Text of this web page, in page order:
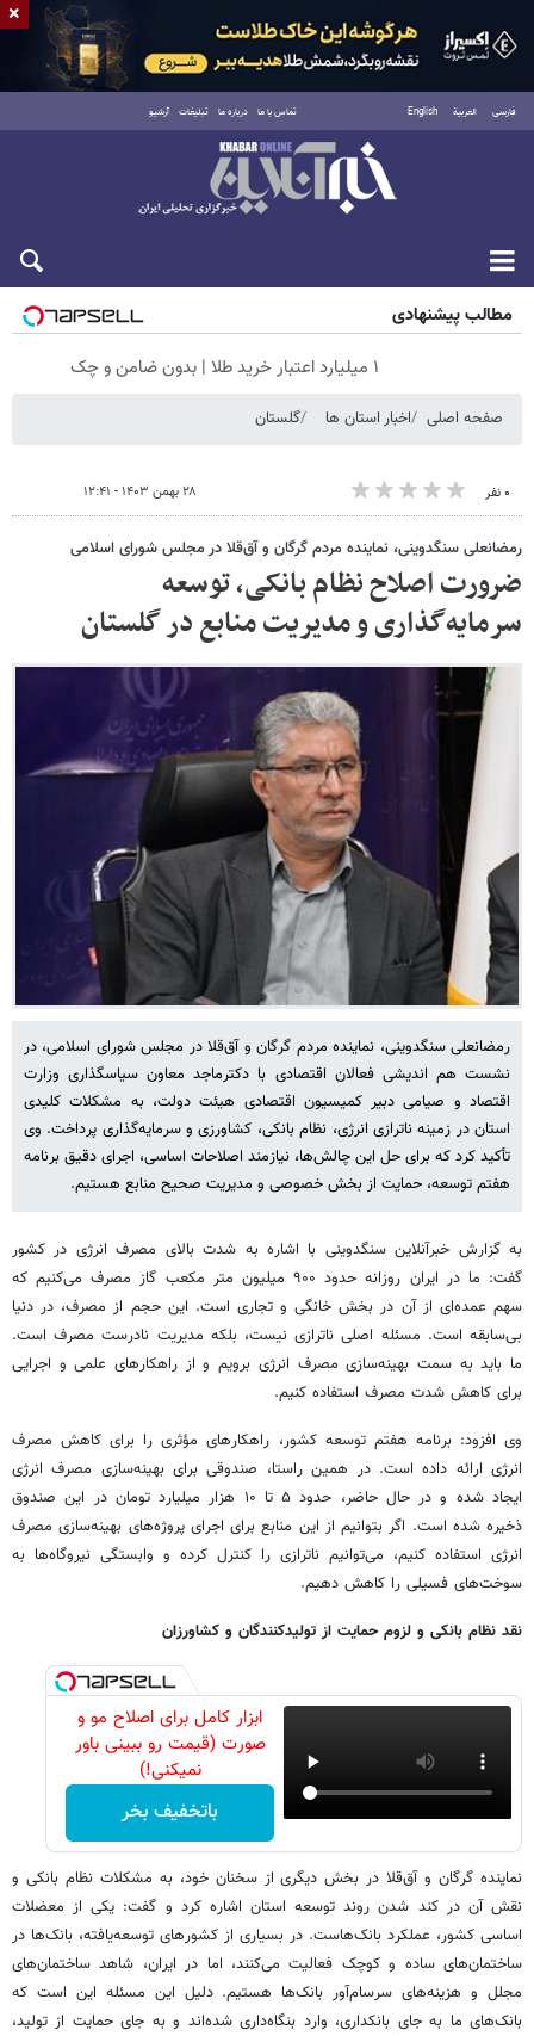
فارسی العربية English تماس با ما درباره ما تبلیغات آرشیو
شنبه ۱۷ مرداد ۱۴۰۵
مطالب پیشنهادی
۱ میلیارد اعتبار خرید طلا | بدون ضامن و چک
صفحه اصلی اخبار استان ها گلستان
۰ نفر ۲۸ بهمن ۱۴۰۳ - ۱۲:۴۱
رمضانعلی سنگدوینی، نماینده مردم گرگان و آق‌قلا در مجلس شورای اسلامی
ضرورت اصلاح نظام بانکی، توسعه
سرمایه‌گذاری و مدیریت منابع در گلستان
رمضانعلی سنگدوینی، نماینده مردم گرگان و آق‌قلا در مجلس شورای اسلامی، در
نشست هم اندیشی فعالان اقتصادی با دکترماجد معاون سیاسگذاری وزارت
اقتصاد و صیامی دبیر کمیسیون اقتصادی هیئت دولت، به مشکلات کلیدی
استان در زمینه ناترازی انرژی، نظام بانکی، کشاورزی و سرمایه‌گذاری پرداخت. وی
تأکید کرد که برای حل این چالش‌ها، نیازمند اصلاحات اساسی، اجرای دقیق برنامه
هفتم توسعه، حمایت از بخش خصوصی و مدیریت صحیح منابع هستیم.
به گزارش خبرآنلاین سنگدوینی با اشاره به شدت بالای مصرف انرژی در کشور
گفت: ما در ایران روزانه حدود ۹۰۰ میلیون متر مکعب گاز مصرف می‌کنیم که
سهم عمده‌ای از آن در بخش خانگی و تجاری است. این حجم از مصرف، در دنیا
بی‌سابقه است. مسئله اصلی ناترازی نیست، بلکه مدیریت نادرست مصرف است.
ما باید به سمت بهینه‌سازی مصرف انرژی برویم و از راهکارهای علمی و اجرایی
برای کاهش شدت مصرف استفاده کنیم.
وی افزود: برنامه هفتم توسعه کشور، راهکارهای مؤثری را برای کاهش مصرف
انرژی ارائه داده است. در همین راستا، صندوقی برای بهینه‌سازی مصرف انرژی
ایجاد شده و در حال حاضر، حدود ۵ تا ۱۰ هزار میلیارد تومان در این صندوق
ذخیره شده است. اگر بتوانیم از این منابع برای اجرای پروژه‌های بهینه‌سازی مصرف
انرژی استفاده کنیم، می‌توانیم ناترازی را کنترل کرده و وابستگی نیروگاه‌ها به
سوخت‌های فسیلی را کاهش دهیم.
نقد نظام بانکی و لزوم حمایت از تولیدکنندگان و کشاورزان
ابزار کامل برای اصلاح مو و
صورت (قیمت رو ببینی باور
نمیکنی!)
باتخفیف بخر
نماینده گرگان و آق‌قلا در بخش دیگری از سخنان خود، به مشکلات نظام بانکی و
نقش آن در کند شدن روند توسعه استان اشاره کرد و گفت: یکی از معضلات
اساسی کشور، عملکرد بانک‌هاست. در بسیاری از کشورهای توسعه‌یافته، بانک‌ها در
ساختمان‌های ساده و کوچک فعالیت می‌کنند، اما در ایران، شاهد ساختمان‌های
مجلل و هزینه‌های سرسام‌آور بانک‌ها هستیم. دلیل این مسئله این است که
بانک‌های ما به جای بانکداری، وارد بنگاه‌داری شده‌اند و به جای حمایت از تولید،
×